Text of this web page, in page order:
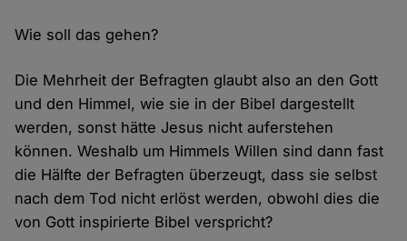
Wie soll das gehen?
Die Mehrheit der Befragten glaubt also an den Gott
und den Himmel, wie sie in der Bibel dargestellt
werden, sonst hätte Jesus nicht auferstehen
können. Weshalb um Himmels Willen sind dann fast
die Hälfte der Befragten überzeugt, dass sie selbst
nach dem Tod nicht erlöst werden, obwohl dies die
von Gott inspirierte Bibel verspricht?